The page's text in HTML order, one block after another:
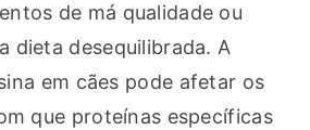
de má qualidade ou
dieta desequilibrada. A
em cães pode afetar os
que proteínas específicas